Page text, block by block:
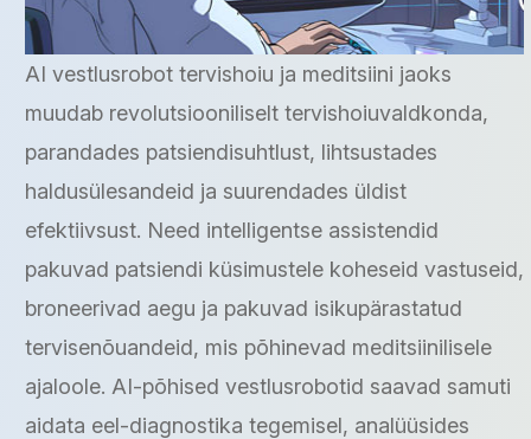
AI vestlusrobot tervishoiu ja meditsiini jaoks
muudab revolutsiooniliselt tervishoiuvaldkonda,
parandades patsiendisuhtlust, lihtsustades
haldusülesandeid ja suurendades üldist
efektiivsust. Need intelligentse assistendid
pakuvad patsiendi küsimustele koheseid vastuseid,
broneerivad aegu ja pakuvad isikupärastatud
tervisenõuandeid, mis põhinevad meditsiinilisele
ajaloole. AI-põhised vestlusrobotid saavad samuti
aidata eel-diagnostika tegemisel, analüüsides